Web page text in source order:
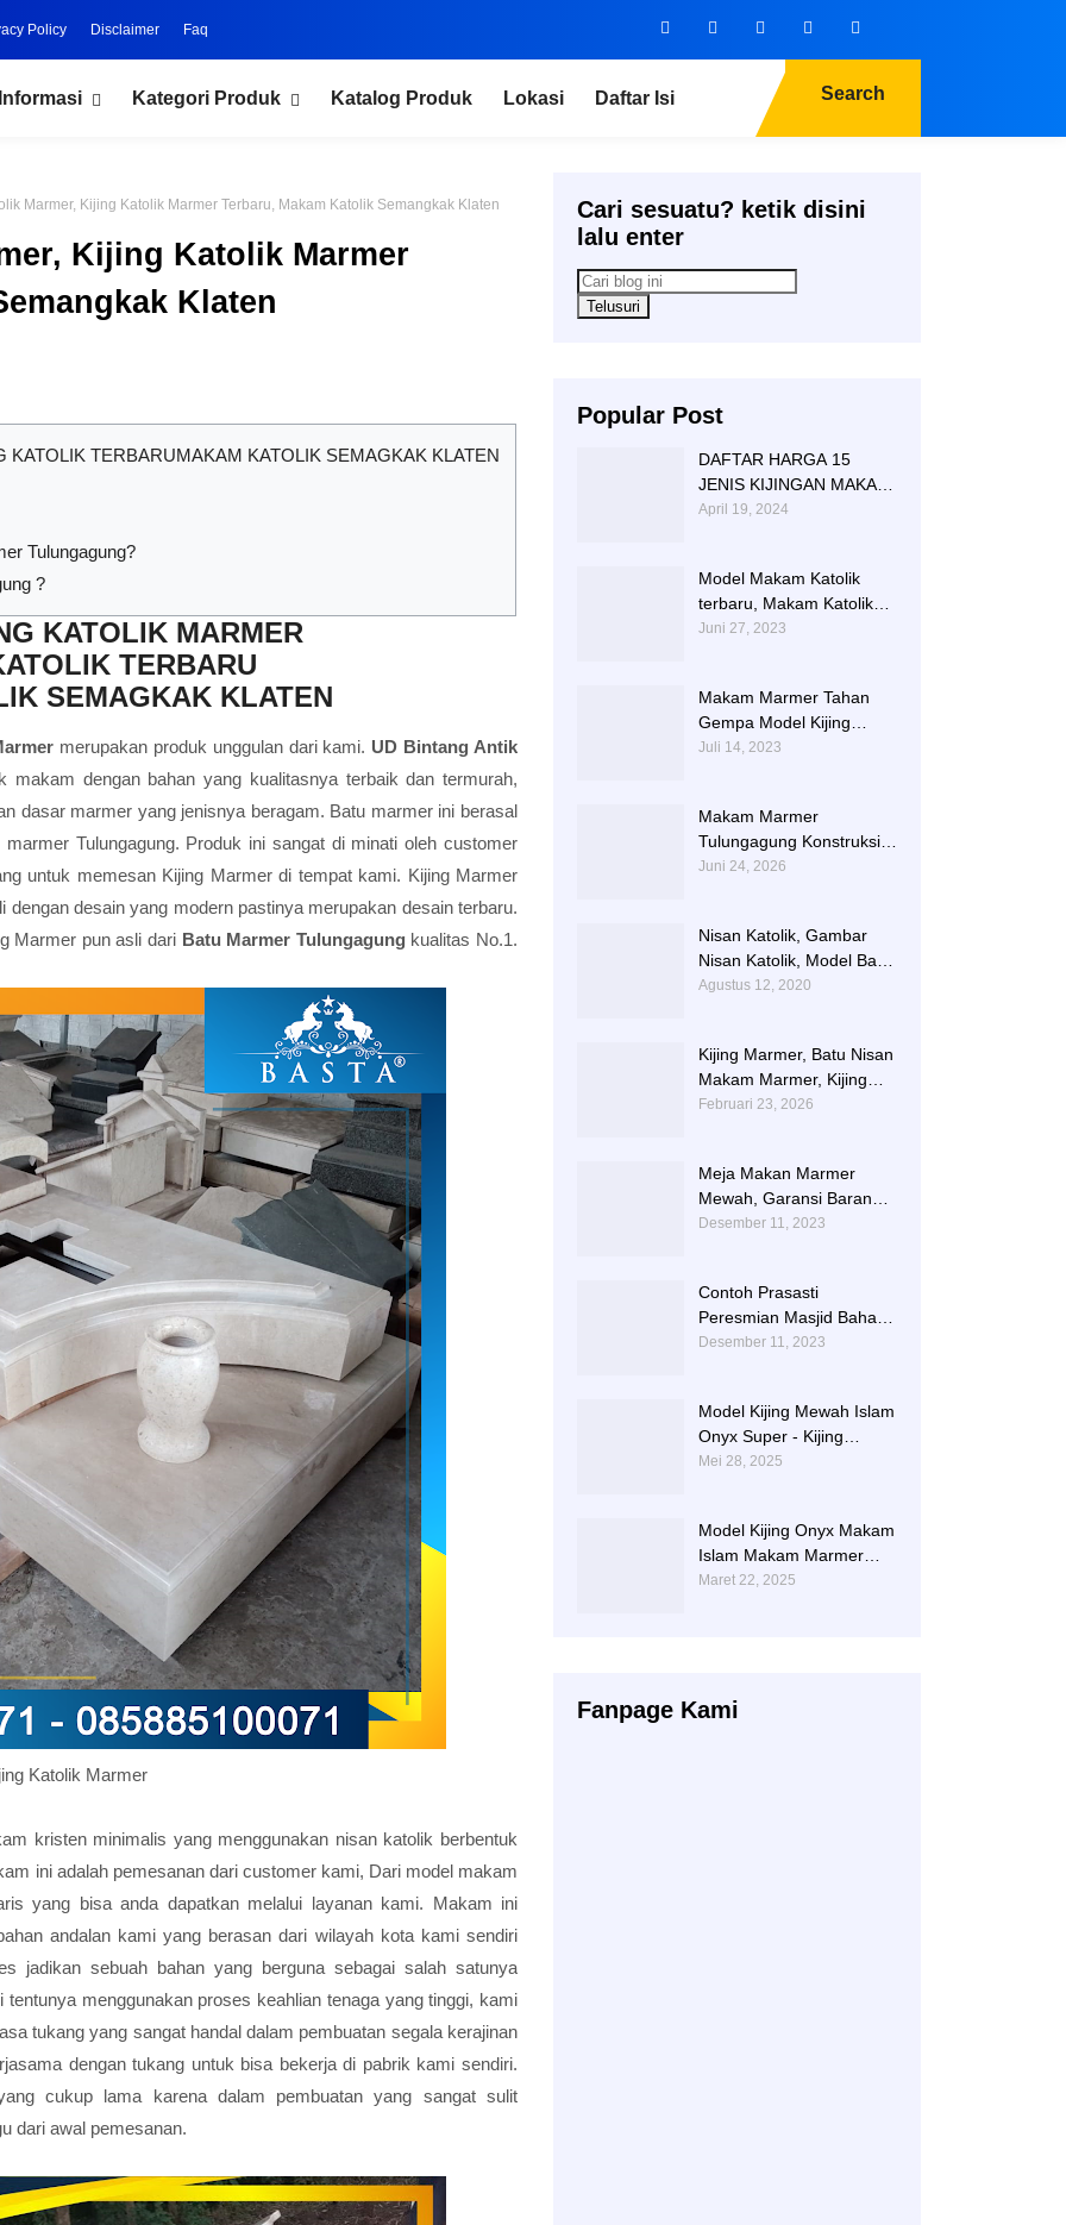
Policy Disclaimer Faq
Kategori Produk Katalog Produk Lokasi Daftar Isi Search
Marmer, Kijing Katolik Marmer Terbaru, Makam Katolik Semangkak Klaten
Kijing Katolik Marmer
Klaten
TERBARUMAKAM KATOLIK SEMAGKAK KLATEN
Tulungagung?
?
KATOLIK MARMER
TERBARU
SEMAGKAK KLATEN
merupakan produk unggulan dari kami. UD Bintang Antik
dengan bahan yang kualitasnya terbaik dan termurah,
dasar marmer yang jenisnya beragam. Batu marmer ini berasal
Tulungagung. Produk ini sangat di minati oleh customer
untuk memesan Kijing Marmerdi tempat kami. Kijing Marmer
desain yang modern pastinya merupakan desain terbaru.
Marmer pun asli dari Batu Marmer Tulungagungkualitas No.1.
Katolik Marmer
kristen minimalis yang menggunakan nisan katolik berbentuk
ini adalah pemesanan dari customer kami, Dari model makam
yang bisa anda dapatkan melalui layanan kami. Makam ini
andalan kami yang berasan dari wilayah kota kami sendiri
jadikan sebuah bahan yang berguna sebagai salah satunya
menggunakan proses keahlian tenaga yang tinggi, kami
tukang yang sangat handal dalam pembuatan segala kerajinan
dengan tukang untuk bisa bekerja di pabrik kami sendiri.
cukup lama karena dalam pembuatan yang sangat sulit
dari awal pemesanan.
Cari sesuatu? ketik disini
lalu enter
Popular Post
DAFTAR HARGA 15
JENIS KIJINGAN MAKAM
MARMER GRANITE
April 19, 2024
Model Makam Katolik
terbaru, Makam Katolik
Granit, Contoh Makam
Juni 27, 2023
Makam Marmer Tahan
Gempa Model Kijing
Terlengkap
Juli 14, 2023
Makam Marmer
Tulungagung Konstruksi
Besi dengan Design
Juni 24, 2026
Nisan Katolik, Gambar
Nisan Katolik, Model Batu
Nisan Kristen Terbaru
Agustus 12, 2020
Kijing Marmer, Batu Nisan
Makam Marmer, Kijing
Makam Marmer Kaligrafi
Februari 23, 2026
Meja Makan Marmer
Mewah, Garansi Barang
Utuh Sampai Tempat
Desember 11, 2023
Contoh Prasasti
Peresmian Masjid Bahan
Marmer Dari Tulungagung
Desember 11, 2023
Model Kijing Mewah Islam
Onyx Super - Kijing
Makam Batu Alam
Mei 28, 2025
Model Kijing Onyx Makam
Islam Makam Marmer
Karawang
Maret 22, 2025
Fanpage Kami